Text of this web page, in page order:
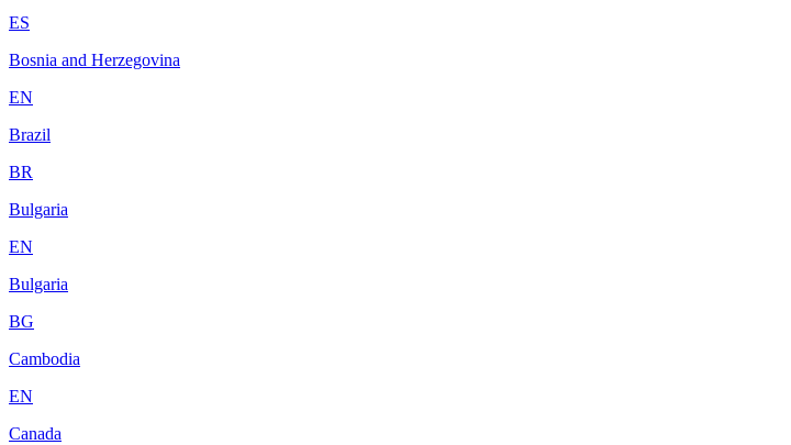
ES
Bosnia and Herzegovina
EN
Brazil
BR
Bulgaria
EN
Bulgaria
BG
Cambodia
EN
Canada